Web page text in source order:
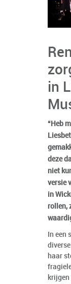
in
“Heb
deze
niet
versie
in
rollen,
In een
haar
krijgen